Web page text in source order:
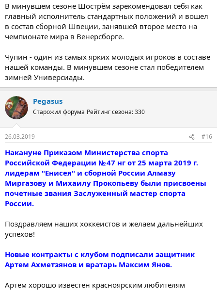
В минувшем сезоне Шострём зарекомендовал себя как
главный исполнитель стандартных положений и вошел
в состав сборной Швеции, занявшей второе место на
чемпионате мира в Венерсборге.
Чупин - один из самых ярких молодых игроков в составе
нашей команды. В минувшем сезоне стал победителем
зимней Универсиады.
Pegasus
Старожил форума Рейтинг сезона: 330
26.03.2019 #16
Накануне Приказом Министерства спорта
Российской Федерации № 47 нг от 25 марта 2019 г.
лидерам "Енисея" и сборной России Алмазу
Миргазову и Михаилу Прокопьеву были присвоены
почетные звания Заслуженный мастер спорта
России.
Поздравляем наших хоккеистов и желаем дальнейших
успехов!
Новые контракты с клубом подписали защитник
Артем Ахметзянов и вратарь Максим Янов.
Артем хорошо известен красноярским любителям